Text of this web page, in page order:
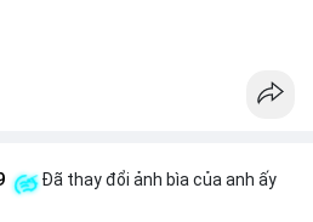
Đã thay đổi ảnh bìa của anh ấy